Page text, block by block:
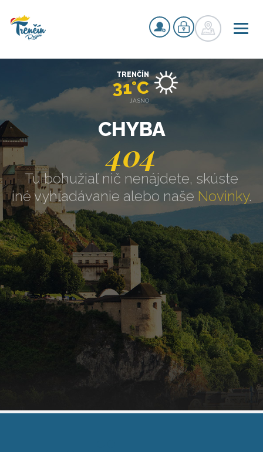
CHYBA
404
Tu bohužiaľ nič nenájdete, skúste
iné vyhľadávanie alebo naše Novinky.
TRENČÍN
31°C
JASNO